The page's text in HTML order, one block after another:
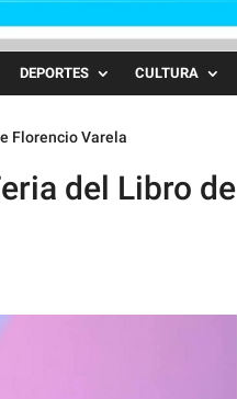
DEPORTES CULTURA
Florencio Varela
del Libro de